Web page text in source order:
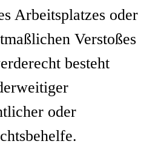
Arbeitsplatzes oder
Verstoßes
besteht
oder